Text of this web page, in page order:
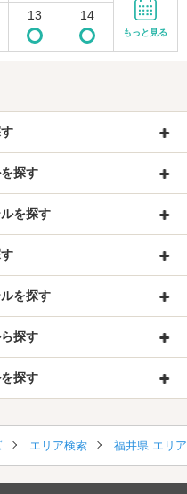
13 14
もっと見る
探す
を探す
を探す
探す
探す
エリア検索 福井県 エリ